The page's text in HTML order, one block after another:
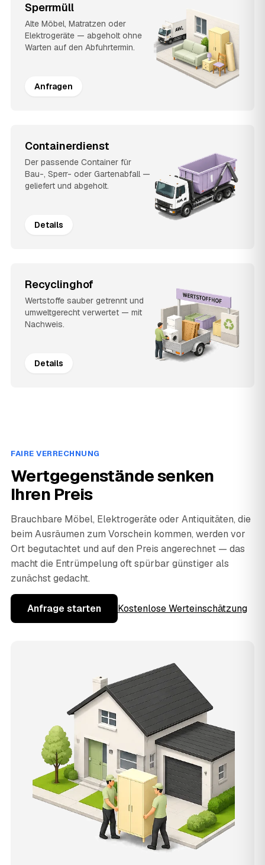
Sperrmüll
Alte Möbel, Matratzen oder
Elektrogeräte — abgeholt ohne
Warten auf den Abfuhrtermin.
Anfragen
Containerdienst
Der passende Container für
Bau-, Sperr- oder Gartenabfall —
geliefert und abgeholt.
Details
Recyclinghof
Wertstoffe sauber getrennt und
umweltgerecht verwertet — mit
Nachweis.
Details
FAIRE VERRECHNUNG
Wertgegenstände senken
Ihren Preis
Brauchbare Möbel, Elektrogeräte oder Antiquitäten, die
beim Ausräumen zum Vorschein kommen, werden vor
Ort begutachtet und auf den Preis angerechnet — das
macht die Entrümpelung oft spürbar günstiger als
zunächst gedacht.
Anfrage starten Kostenlose Werteinschätzung